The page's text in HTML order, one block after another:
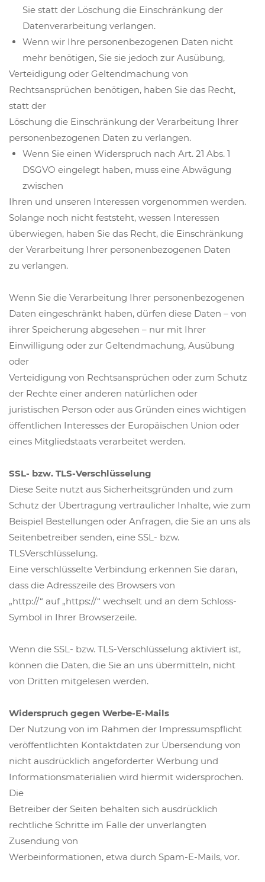
Sie statt der Löschung die Einschränkung der
Datenverarbeitung verlangen.
Wenn wir Ihre personenbezogenen Daten nicht
mehr benötigen, Sie sie jedoch zur Ausübung,
Verteidigung oder Geltendmachung von
Rechtsansprüchen benötigen, haben Sie das Recht,
statt der
Löschung die Einschränkung der Verarbeitung Ihrer
personenbezogenen Daten zu verlangen.
Wenn Sie einen Widerspruch nach Art. 21 Abs. 1
DSGVO eingelegt haben, muss eine Abwägung
zwischen
Ihren und unseren Interessen vorgenommen werden.
Solange noch nicht feststeht, wessen Interessen
überwiegen, haben Sie das Recht, die Einschränkung
der Verarbeitung Ihrer personenbezogenen Daten
zu verlangen.
Wenn Sie die Verarbeitung Ihrer personenbezogenen
Daten eingeschränkt haben, dürfen diese Daten – von
ihrer Speicherung abgesehen – nur mit Ihrer
Einwilligung oder zur Geltendmachung, Ausübung
oder
Verteidigung von Rechtsansprüchen oder zum Schutz
der Rechte einer anderen natürlichen oder
juristischen Person oder aus Gründen eines wichtigen
öffentlichen Interesses der Europäischen Union oder
eines Mitgliedstaats verarbeitet werden.
SSL- bzw. TLS-Verschlüsselung
Diese Seite nutzt aus Sicherheitsgründen und zum
Schutz der Übertragung vertraulicher Inhalte, wie zum
Beispiel Bestellungen oder Anfragen, die Sie an uns als
Seitenbetreiber senden, eine SSL- bzw.
TLSVerschlüsselung.
Eine verschlüsselte Verbindung erkennen Sie daran,
dass die Adresszeile des Browsers von
„http://“ auf „https://“ wechselt und an dem Schloss-
Symbol in Ihrer Browserzeile.
Wenn die SSL- bzw. TLS-Verschlüsselung aktiviert ist,
können die Daten, die Sie an uns übermitteln, nicht
von Dritten mitgelesen werden.
Widerspruch gegen Werbe-E-Mails
Der Nutzung von im Rahmen der Impressumspflicht
veröffentlichten Kontaktdaten zur Übersendung von
nicht ausdrücklich angeforderter Werbung und
Informationsmaterialien wird hiermit widersprochen.
Die
Betreiber der Seiten behalten sich ausdrücklich
rechtliche Schritte im Falle der unverlangten
Zusendung von
Werbeinformationen, etwa durch Spam-E-Mails, vor.